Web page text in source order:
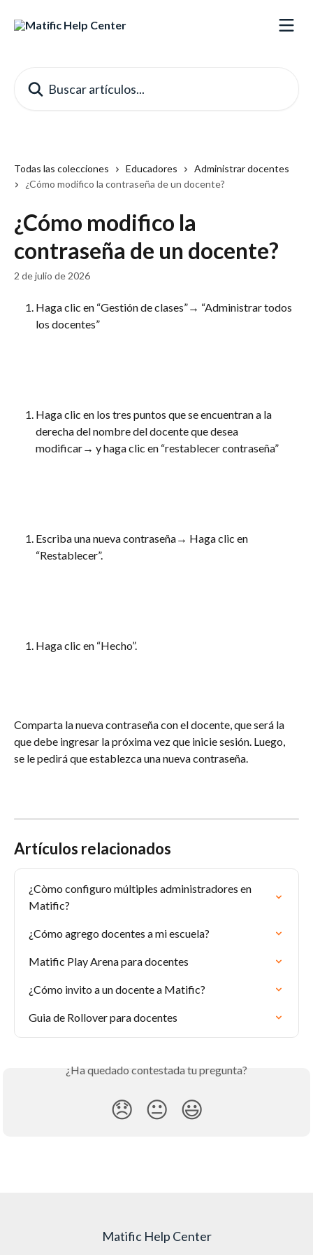
Todas las colecciones Educadores
Administrar docentes
¿Cómo modifico la contraseña de un docente?
¿Cómo modifico la
contraseña de un docente?
2 de julio de 2026
Haga clic en “Gestión de clases”→ “Administrar todos
los docentes”
Haga clic en los tres puntos que se encuentran a la
derecha del nombre del docente que desea
modificar→ y haga clic en “restablecer contraseña”
Escriba una nueva contraseña→ Haga clic en
“Restablecer”.
Haga clic en “Hecho”.
Comparta la nueva contraseña con el docente, que será la
que debe ingresar la próxima vez que inicie sesión. Luego,
se le pedirá que establezca una nueva contraseña.
Artículos relacionados
¿Còmo configuro múltiples administradores en
Matific?
¿Cómo agrego docentes a mi escuela?
Matific Play Arena para docentes
¿Cómo invito a un docente a Matific?
Guia de Rollover para docentes
¿Ha quedado contestada tu pregunta?
😞 😐 😃
Matific Help Center